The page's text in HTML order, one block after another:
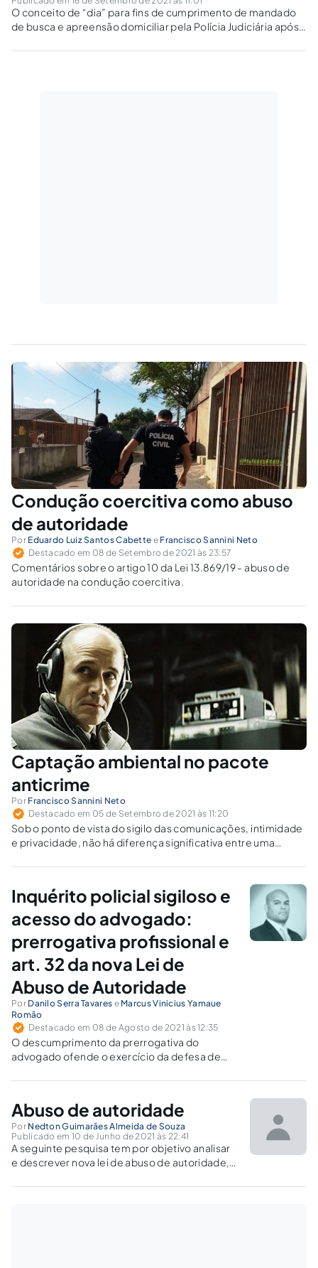
O conceito de “dia” para fins de cumprimento de mandado
de busca e apreensão domiciliar pela Polícia Judiciária após
às 21h (vinte e uma horas).
Condução coercitiva como abuso
de autoridade
Por Eduardo Luiz Santos Cabette e Francisco Sannini Neto
Destacado em 08 de Setembro de 2021 às 23:57
Comentários sobre o artigo 10 da Lei 13.869/19 - abuso de
autoridade na condução coercitiva.
Captação ambiental no pacote
anticrime
Por Francisco Sannini Neto
Destacado em 05 de Setembro de 2021 às 11:20
Sob o ponto de vista do sigilo das comunicações, intimidade
e privacidade, não há diferença significativa entre uma
comunicação (gravação ambiental) ou se vale do apoio
técnico de terceiros para essa finalidade (escuta ambiental).
Inquérito policial sigiloso e
acesso do advogado:
prerrogativa profissional e
art. 32 da nova Lei de
Abuso de Autoridade
Por Danilo Serra Tavares e Marcus Vinicius Yamaue
Romão
Destacado em 08 de Agosto de 2021 às 12:35
O descumprimento da prerrogativa do
advogado ofende o exercício da defesa de
ensejar o cometimento do crime previsto no
Abuso de autoridade
Por Nedton Guimarães Almeida de Souza
Publicado em 10 de Junho de 2021 às 22:41
A seguinte pesquisa tem por objetivo analisar
e descrever nova lei de abuso de autoridade,
policial, bem como as possíveis dificuldades